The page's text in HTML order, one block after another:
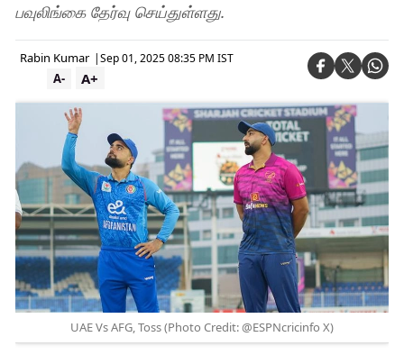
பவுலிங்கை தேர்வு செய்துள்ளது.
Rabin Kumar |Sep 01, 2025 08:35 PM IST
A+
A-
UAE Vs AFG, Toss (Photo Credit: @ESPNcricinfo X)